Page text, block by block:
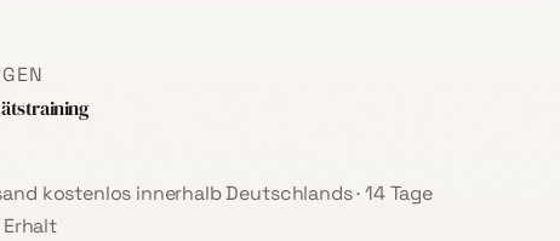
kostenlos innerhalb Deutschlands · 14 Tage